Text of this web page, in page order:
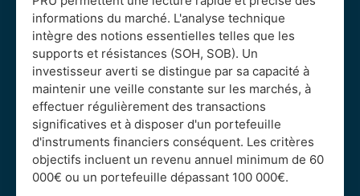
informations du marché. L'analyse technique
intègre des notions essentielles telles que les
supports et résistances (SOH, SOB). Un
investisseur averti se distingue par sa capacité à
maintenir une veille constante sur les marchés, à
effectuer régulièrement des transactions
significatives et à disposer d'un portefeuille
d'instruments financiers conséquent. Les critères
objectifs incluent un revenu annuel minimum de 60
000€ ou un portefeuille dépassant 100 000€.